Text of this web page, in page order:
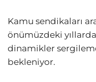
Kamu sendikaları
önümüzdeki
dinamikler
bekleniyor.